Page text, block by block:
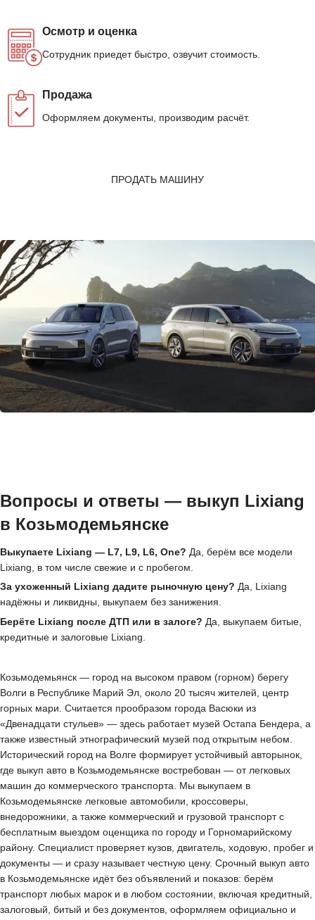
Осмотр и оценка
Сотрудник приедет быстро, озвучит стоимость.
Продажа
Оформляем документы, производим расчёт.
ПРОДАТЬ МАШИНУ
Вопросы и ответы — выкуп Lixiang
в Козьмодемьянске
Выкупаете Lixiang — L7, L9, L6, One? Да, берём все модели
Lixiang, в том числе свежие и с пробегом.
За ухоженный Lixiang дадите рыночную цену? Да, Lixiang
надёжны и ликвидны, выкупаем без занижения.
Берёте Lixiang после ДТП или в залоге? Да, выкупаем битые,
кредитные и залоговые Lixiang.
Козьмодемьянск — город на высоком правом (горном) берегу
Волги в Республике Марий Эл, около 20 тысяч жителей, центр
горных мари. Считается прообразом города Васюки из
«Двенадцати стульев» — здесь работает музей Остапа Бендера, а
также известный этнографический музей под открытым небом.
Исторический город на Волге формирует устойчивый авторынок,
где выкуп авто в Козьмодемьянске востребован — от легковых
машин до коммерческого транспорта. Мы выкупаем в
Козьмодемьянске легковые автомобили, кроссоверы,
внедорожники, а также коммерческий и грузовой транспорт с
бесплатным выездом оценщика по городу и Горномарийскому
району. Специалист проверяет кузов, двигатель, ходовую, пробег и
документы — и сразу называет честную цену. Срочный выкуп авто
в Козьмодемьянске идёт без объявлений и показов: берём
транспорт любых марок и в любом состоянии, включая кредитный,
залоговый, битый и без документов, оформляем официально и